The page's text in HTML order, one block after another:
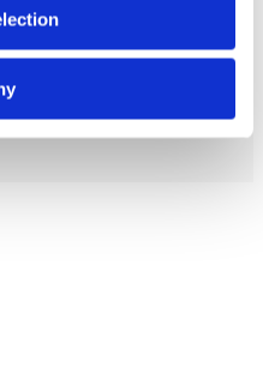
As Hell Kit!
/
- SPL kit /6.5" Loud As